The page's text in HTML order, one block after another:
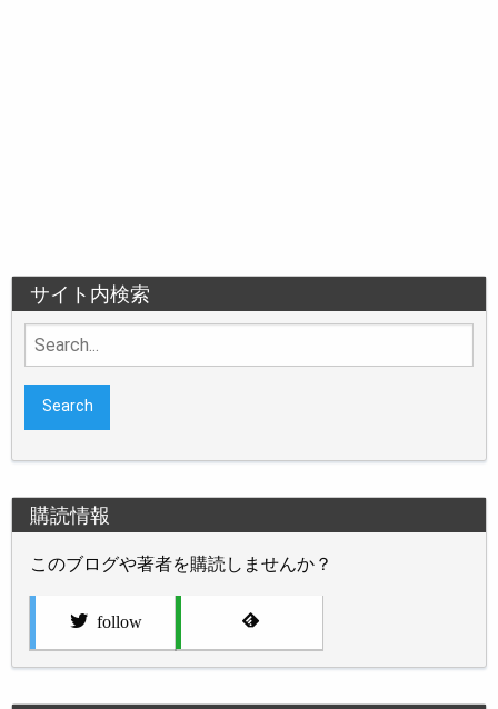
サイト内検索
Search
for:
購読情報
このブログや著者を購読しませんか？
follow